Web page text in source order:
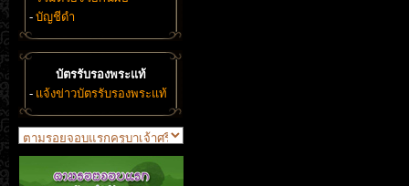
- บัญชีดำ
บัตรรับรองพระแท้
- แจ้งข่าวบัตรรับรองพระแท้